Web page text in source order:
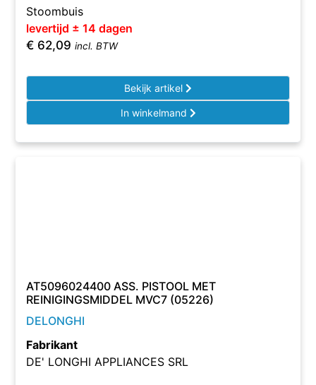
Stoombuis
levertijd ± 14 dagen
€ 62,09 incl. BTW
Bekijk artikel
In winkelmand
AT5096024400 ASS. PISTOOL MET
REINIGINGSMIDDEL MVC7 (05226)
DELONGHI
Fabrikant
DE' LONGHI APPLIANCES SRL